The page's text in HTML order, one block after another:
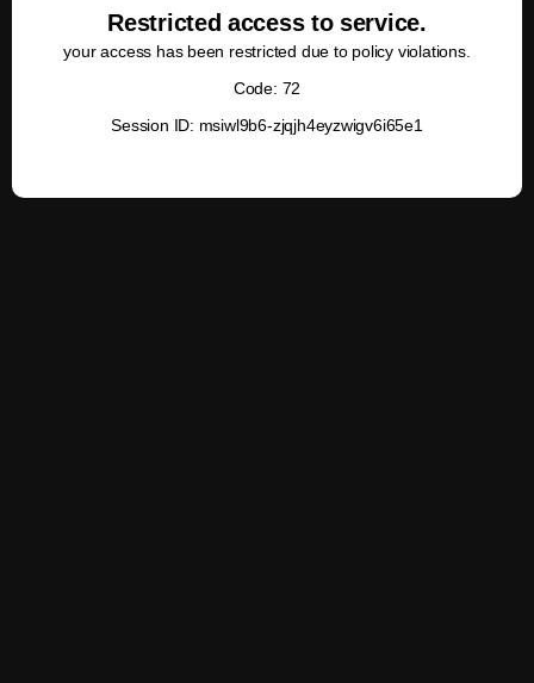
Restricted access to service.
your access has been restricted due to policy violations.
Code: 72
Session ID: msiwl9b6-zjqjh4eyzwigv6i65e1